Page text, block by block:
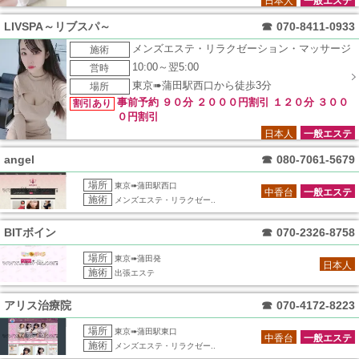
LIVSPA～リブスパ～ ☎ 070-8411-0933
施術
メンズエステ・リラクゼーション・マッサージ
営時
10:00～翌5:00
場所
東京➠蒲田駅西口から徒歩3分
割引あり
事前予約 ９０分 ２０００円割引 １２０分 ３００
０円割引
一般エステ
日本人
angel ☎ 080-7061-5679
場所 東京➠蒲田駅西口
施術 メンズエステ・リラクゼー..
一般エステ
中香台
BITボイン ☎ 070-2326-8758
場所 東京➠蒲田発
施術 出張エステ
日本人
アリス治療院 ☎ 070-4172-8223
場所 東京➠蒲田駅東口
施術 メンズエステ・リラクゼー..
一般エステ
中香台